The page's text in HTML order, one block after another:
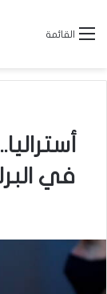
القائمة
في